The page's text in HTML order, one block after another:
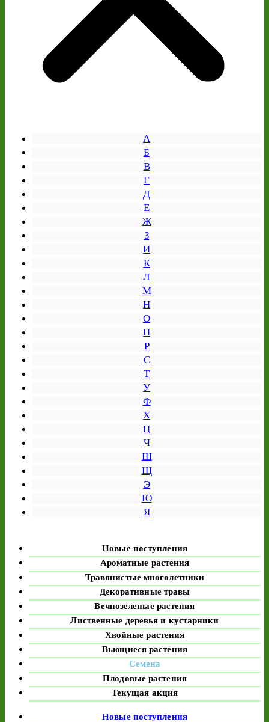
А
Б
В
Г
Д
Е
Ж
З
И
К
Л
М
Н
О
П
Р
С
Т
У
Ф
Х
Ц
Ч
Ш
Щ
Э
Ю
Я
Новые поступления
Ароматные растения
Травянистые многолетники
Декоративные травы
Вечнозеленые растения
Лиственные деревья и кустарники
Хвойные растения
Вьющиеся растения
Семена
Плодовые растения
Текущая акция
Новые поступления